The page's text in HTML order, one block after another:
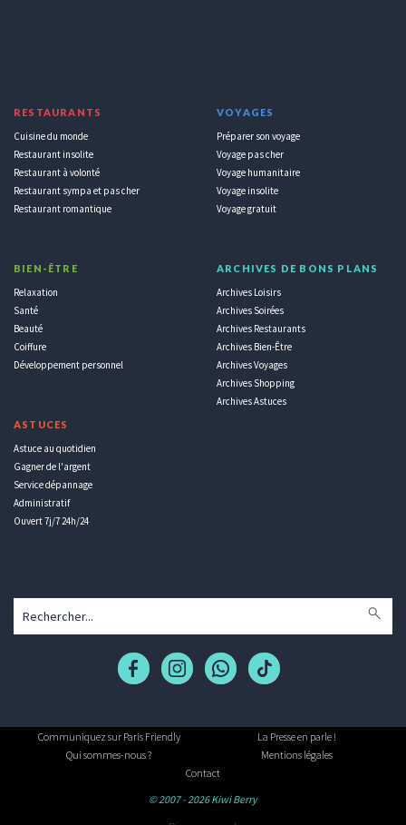
RESTAURANTS
Cuisine du monde
Restaurant insolite
Restaurant à volonté
Restaurant sympa et pas cher
Restaurant romantique
BIEN-ÊTRE
Relaxation
Santé
Beauté
Coiffure
Développement personnel
ASTUCES
Astuce au quotidien
Gagner de l'argent
Service dépannage
Administratif
Ouvert 7j/7 24h/24
VOYAGES
Préparer son voyage
Voyage pas cher
Voyage humanitaire
Voyage insolite
Voyage gratuit
ARCHIVES DE BONS PLANS
Archives Loisirs
Archives Soirées
Archives Restaurants
Archives Bien-Être
Archives Voyages
Archives Shopping
Archives Astuces
Communiquez sur Paris Friendly
La Presse en parle !
Qui sommes-nous ?
Mentions légales
Contact
© 2007 - 2026 Kiwi Berry